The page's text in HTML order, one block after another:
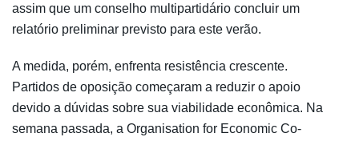
assim que um conselho multipartidário concluir um
relatório preliminar previsto para este verão.
A medida, porém, enfrenta resistência crescente.
Partidos de oposição começaram a reduzir o apoio
devido a dúvidas sobre sua viabilidade econômica. Na
semana passada, a Organisation for Economic Co-